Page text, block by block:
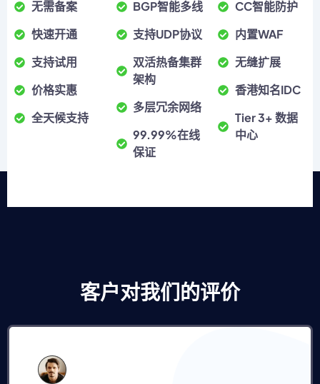
无需备案
快速开通
支持试用
价格实惠
全天候支持
BGP智能多线
支持UDP协议
双活热备集群
架构
多层冗余网络
99.99%在线
保证
CC智能防护
内置WAF
无缝扩展
香港知名IDC
Tier 3+ 数据
中心
客户对我们的评价